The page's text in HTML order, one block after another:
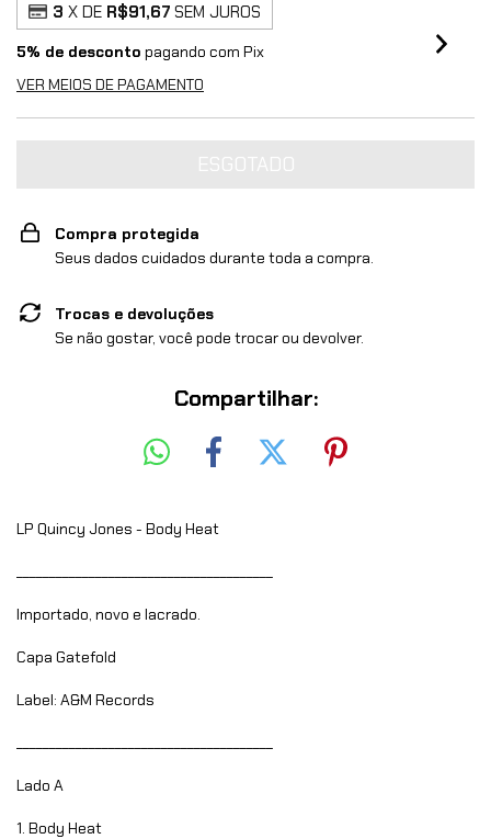
3 X DE R$91,67 SEM JUROS
5% de desconto pagando com Pix
VER MEIOS DE PAGAMENTO
Compra protegida
Seus dados cuidados durante toda a compra.
Trocas e devoluções
Se não gostar, você pode trocar ou devolver.
Compartilhar:
LP Quincy Jones - Body Heat
Importado, novo e lacrado.
Capa Gatefold
Label: A&M Records
Lado A
1. Body Heat